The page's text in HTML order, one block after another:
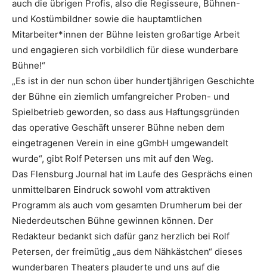
auch die übrigen Profis, also die Regisseure, Bühnen-
und Kostümbildner sowie die hauptamtlichen
Mitarbeiter*innen der Bühne leisten großartige Arbeit
und engagieren sich vorbildlich für diese wunderbare
Bühne!“
„Es ist in der nun schon über hundertjährigen Geschichte
der Bühne ein ziemlich umfangreicher Proben- und
Spielbetrieb geworden, so dass aus Haftungsgründen
das operative Geschäft unserer Bühne neben dem
eingetragenen Verein in eine gGmbH umgewandelt
wurde“, gibt Rolf Petersen uns mit auf den Weg.
Das Flensburg Journal hat im Laufe des Gesprächs einen
unmittelbaren Eindruck sowohl vom attraktiven
Programm als auch vom gesamten Drumherum bei der
Niederdeutschen Bühne gewinnen können. Der
Redakteur bedankt sich dafür ganz herzlich bei Rolf
Petersen, der freimütig „aus dem Nähkästchen“ dieses
wunderbaren Theaters plauderte und uns auf die